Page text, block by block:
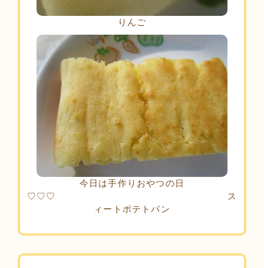
りんご
今日は手作りおやつの日
♡♡♡ ス
ィートポテトパン